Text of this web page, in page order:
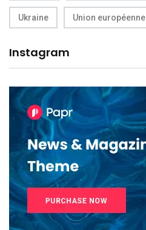
Ukraine Union européenne
Instagram